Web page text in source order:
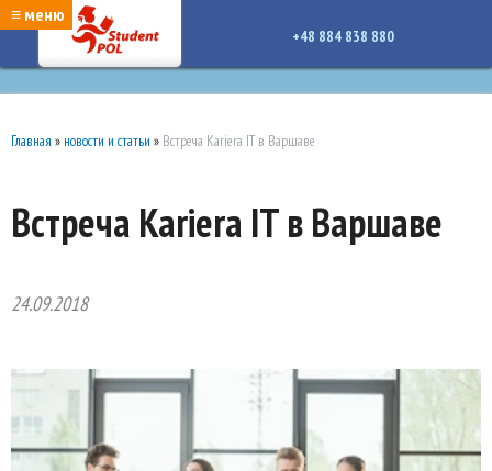
google-site-verification: google7a917c261df1566b.htmlgoogle-site-verification:
google7a917c261df1566b.html
≡ меню
+48 884 838 880
Главная » новости и статьи » Встреча Kariera IT в Варшаве
Встреча Kariera IT в Варшаве
24.09.2018